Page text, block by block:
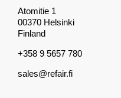
Atomitie 1
00370 Helsinki
Finland
+358 9 5657 780
sales@refair.fi